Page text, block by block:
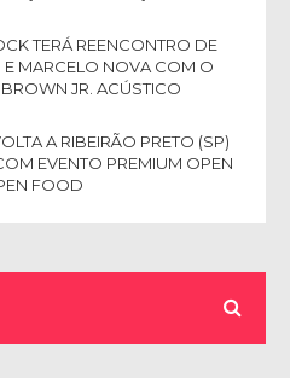
TERÁ REENCONTRO DE
E MARCELO NOVA COM O
JR. ACÚSTICO
A RIBEIRÃO PRETO (SP)
EVENTO PREMIUM OPEN
FOOD